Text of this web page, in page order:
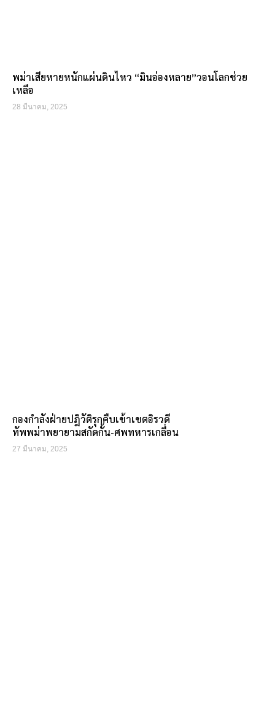
พม่าเสียหายหนักแผ่นดินไหว “มินอ่องหลาย”วอนโลกช่วย
เหลือ
28 มีนาคม, 2025
กองกำลังฝ่ายปฎิวัติรุกคืบเข้าเขตอิรวดี
ทัพพม่าพยายามสกัดกั้น-ศพทหารเกลื่อน
27 มีนาคม, 2025